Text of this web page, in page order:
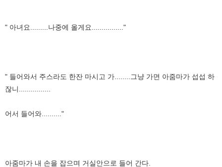
" 아녀요.........나중에 올게요................"
" 들어와서 주스라도 한잔 마시고 가........그냥 가면 아줌마가 섭섭 하
잖니................
어서 들어와.........."
아줌마가 내 손을 잡으며 거실안으로 들어 간다.